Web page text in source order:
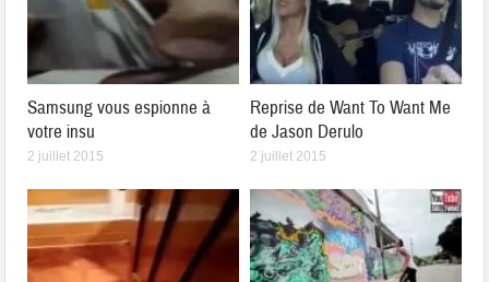
Samsung vous espionne à
votre insu
2 juillet 2015
Reprise de Want To Want Me
de Jason Derulo
2 juillet 2015